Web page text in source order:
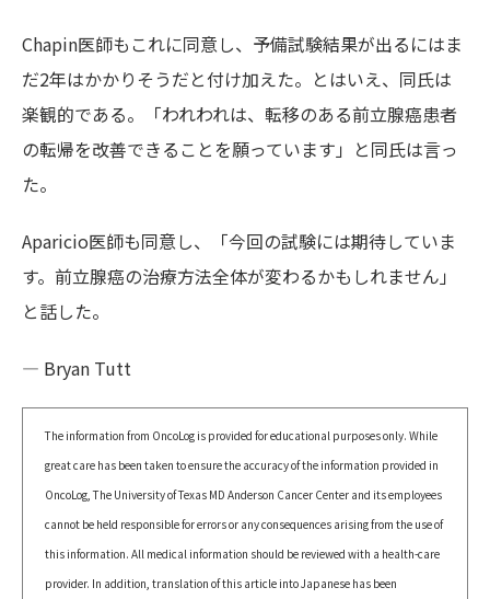
Chapin医師もこれに同意し、予備試験結果が出るにはま
だ2年はかかりそうだと付け加えた。とはいえ、同氏は
楽観的である。「われわれは、転移のある前立腺癌患者
の転帰を改善できることを願っています」と同氏は言っ
た。
Aparicio医師も同意し、「今回の試験には期待していま
す。前立腺癌の治療方法全体が変わるかもしれません」
と話した。
— Bryan Tutt
The information from OncoLog is provided for educational purposes only. While
great care has been taken to ensure the accuracy of the information provided in
OncoLog, The University of Texas MD Anderson Cancer Center and its employees
cannot be held responsible for errors or any consequences arising from the use of
this information. All medical information should be reviewed with a health-care
provider. In addition, translation of this article into Japanese has been